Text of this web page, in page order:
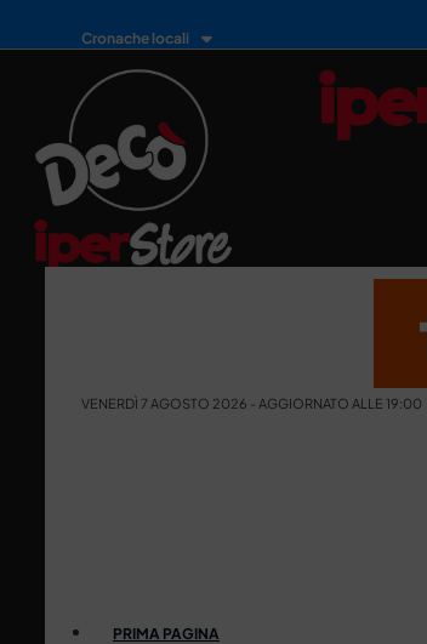
Cronache locali
VENERDÌ 7 AGOSTO 2026 - AGGIORNATO ALLE 19:00
PRIMA PAGINA